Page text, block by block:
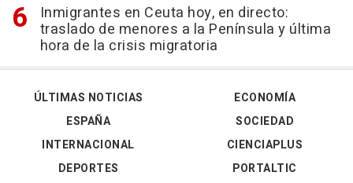
Inmigrantes en Ceuta hoy, en directo:
traslado de menores a la Península y última
hora de la crisis migratoria
ÚLTIMAS NOTICIAS
ESPAÑA
INTERNACIONAL
DEPORTES
ECONOMÍA
SOCIEDAD
CIENCIAPLUS
PORTALTIC